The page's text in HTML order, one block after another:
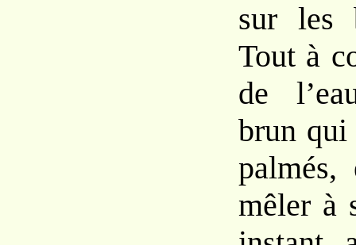
sur les
Tout à
de
brun qui
mêler à